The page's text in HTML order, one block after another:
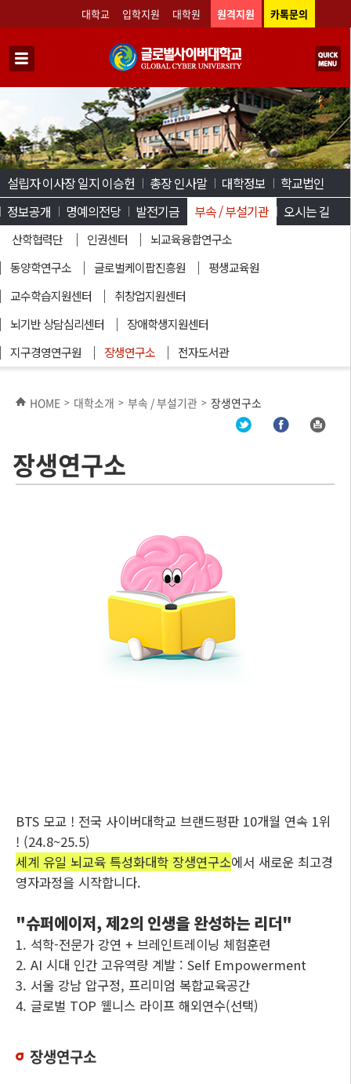
대학교 입학지원 대학원 원격지원 카톡문의
설립자 이사장 일지 이승헌 총장 인사말 대학정보
학교법인
정보공개
명예의전당 발전기금 부속 / 부설기관
산학협력단 인권센터
뇌교육융합연구소
동양학연구소
글로벌케이팝진흥원
평생교육원
교수학습지원센터
취창업지원센터
뇌기반 상담심리센터
장애학생지원센터
지구경영연구원
장생연구소 전자도서관
오시는 길
HOME > 대학소개 > 부속 / 부설기관 > 장생연구소
장생연구소
BTS 모교 ! 전국 사이버대학교 브랜드평판 10개월 연속 1위
! (24.8~25.5)
세계 유일 뇌교육 특성화대학 장생연구소에서 새로운 최고경
영자과정을 시작합니다.
"슈퍼에이저, 제2의 인생을 완성하는 리더"
1. 석학-전문가 강연 + 브레인트레이닝 체험훈련
2. AI 시대 인간 고유역량 계발 : Self Empowerment
3. 서울 강남 압구정, 프리미엄 복합교육공간
4. 글로벌 TOP 웰니스 라이프 해외연수(선택)
장생연구소